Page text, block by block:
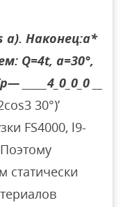
а). Наконец:а*
Q=4t, a=30°,
_____4_0_0_0
30°)’
FS4000, l9-
статически